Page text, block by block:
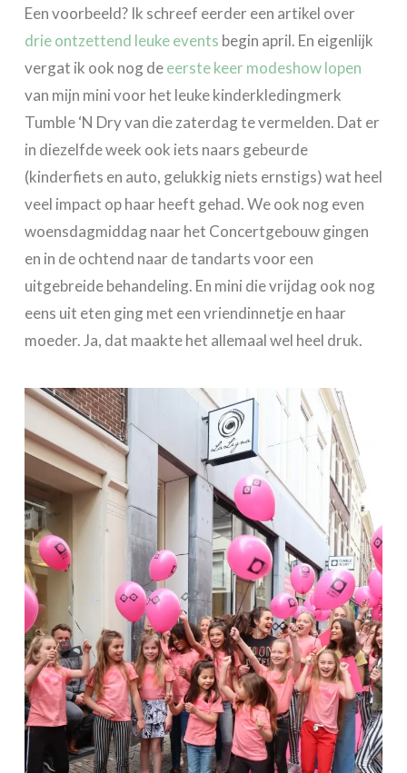
Een voorbeeld? Ik schreef eerder een artikel over
drie ontzettend leuke events begin april. En eigenlijk
vergat ik ook nog deeerste keer modeshow lopen
van mijn mini voor het leuke kinderkledingmerk
Tumble ‘N Dry van die zaterdag te vermelden. Dat er
in diezelfde week ook iets naars gebeurde
(kinderfiets en auto, gelukkig niets ernstigs) wat heel
veel impact op haar heeft gehad. We ook nog even
woensdagmiddag naar het Concertgebouw gingen
en in de ochtend naar de tandarts voor een
uitgebreide behandeling. En mini die vrijdag ook nog
eens uit eten ging met een vriendinnetje en haar
moeder. Ja, dat maakte het allemaal wel heel druk.